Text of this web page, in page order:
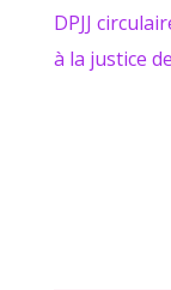
DPJJ
à la justice